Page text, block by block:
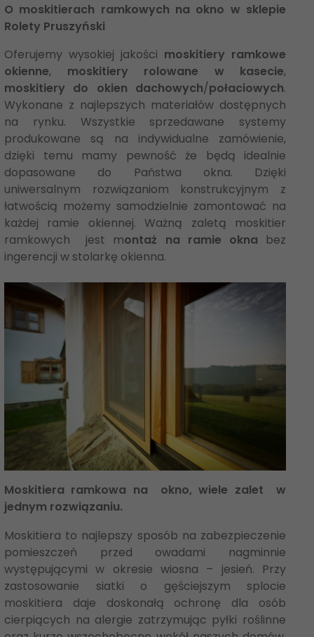
O moskitierach ramkowych na okno w sklepie
Rolety Pruszyński
Oferujemy wysokiej jakości moskitiery ramkowe
okienne, moskitiery rolowane w kasecie,
moskitiery do okien dachowych/połaciowych.
Wykonane z najlepszych materiałów dostępnych
na rynku. Wszystkie sprzedawane systemy
produkowane są na indywidualne zamówienie,
dzięki temu mamy pewność że będą idealnie
dopasowane do Państwa okna. Dzięki
uniwersalnym rozwiązaniom konstrukcyjnym z
łatwością możemy samodzielnie zamontować na
każdej ramie okiennej. Ważną zaletą moskitier
ramkowych jest montaż na ramie okna bez
ingerencji w stolarkę okienna.
Moskitiera ramkowa na okno, wiele zalet w
jednym rozwiązaniu.
Moskitiera to najlepszy sposób na zabezpieczenie
pomieszczeń przed owadami nagminnie
występującymi w okresie wiosna – jesień. Przy
zastosowanie siatki o gęściejszym splocie
moskitiera daje doskonałą ochronę dla osób
cierpiących na alergie zatrzymując pyłki roślinne